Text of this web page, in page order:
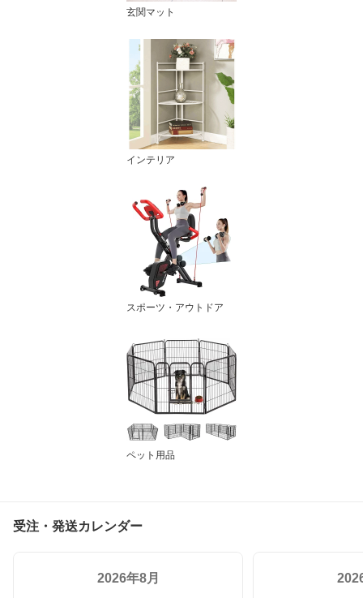
玄関マット
インテリア
スポーツ・アウトドア
ペット用品
受注・発送カレンダー
2026年8月